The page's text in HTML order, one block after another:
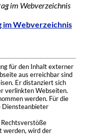
im Webverzeichnis
im Webverzeichnis
für den Inhalt externer
aus erreichbar sind
Er distanziert sich
verlinkten Webseiten.
werden. Für die
Diensteanbieter
werden, wird der